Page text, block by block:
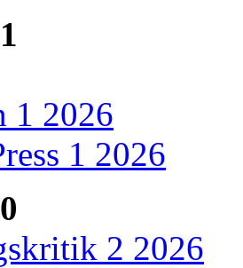
1 2026
1 2026
2 2026